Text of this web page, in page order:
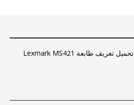
تحميل تعريف طابعة Lexmark MS421